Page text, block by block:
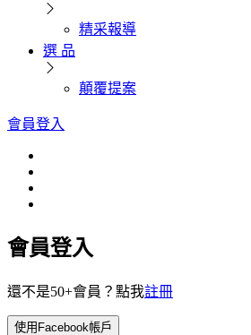
精采報導
選 品
顛覆提案
會員登入
會員登入
還不是50+會員？點我註冊
使用Facebook帳戶